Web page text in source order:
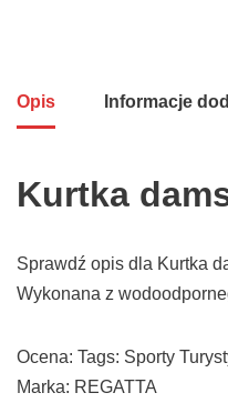
Opis Informacje
Kurtka
Sprawdź opis dla Kurtka
Wykonana z
Ocena: Tags: Sporty
Marka: REGATTA